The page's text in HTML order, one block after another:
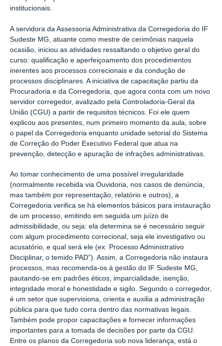
institucionais.
A servidora da Assessoria Administrativa da Corregedoria do IF
Sudeste MG, atuante como mestre de cerimônias naquela
ocasião, iniciou as atividades ressaltando o objetivo geral do
curso: qualificação e aperfeiçoamento dos procedimentos
inerentes aos processos correcionais e da condução de
processos disciplinares. A iniciativa de capacitação partiu da
Procuradoria e da Corregedoria, que agora conta com um novo
servidor corregedor, avalizado pela Controladoria-Geral da
União (CGU) a partir de requisitos técnicos. Foi ele quem
explicou aos presentes, num primeiro momento da aula, sobre
o papel da Corregedoria enquanto unidade setorial do Sistema
de Correção do Poder Executivo Federal que atua na
prevenção, detecção e apuração de infrações administrativas.
Ao tomar conhecimento de uma possível irregularidade
(normalmente recebida via Ouvidoria, nos casos de denúncia,
mas também por representação, relatório e outros), a
Corregedoria verifica se há elementos básicos para instauração
de um processo, emitindo em seguida um juízo de
admissibilidade, ou seja: ela determina se é necessário seguir
com algum procedimento correcional, seja ele investigativo ou
acusatório, e qual será ele (ex: Processo Administrativo
Disciplinar, o temido PAD”). Assim, a Corregedoria não instaura
processos, mas recomenda-os à gestão do IF Sudeste MG,
pautando-se em padrões éticos, imparcialidade, isenção,
integridade moral e honestidade e sigilo. Segundo o corregedor,
é um setor que supervisiona, orienta e auxilia a administração
pública para que tudo corra dentro das normativas legais.
Também pode propor capacitações e fornecer informações
importantes para a tomada de decisões por parte da CGU.
Entre os planos da Corregedoria sob nova liderança, está o